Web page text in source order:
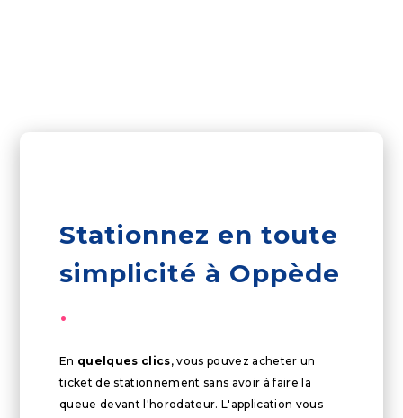
Stationnez en toute
simplicité à Oppède
En quelques clics, vous pouvez acheter un
ticket de stationnement sans avoir à faire la
queue devant l'horodateur. L'application vous